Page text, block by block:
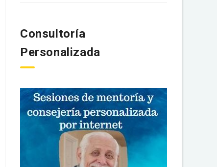
Consultoría
Personalizada